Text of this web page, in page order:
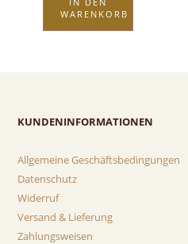
WARENKORB
KUNDENINFORMATIONEN
Allgemeine Geschäftsbedingungen
Datenschutz
Widerruf
Versand & Lieferung
Zahlungsweisen